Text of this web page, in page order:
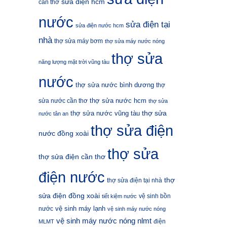
cần thơ sửa điện hcm
nước sửa điện nước hcm sửa điện tại
nhà thợ sửa máy bơm thợ sửa máy nước nóng
năng lượng mặt trời vũng tàu thợ sửa
nước thợ sửa nước bình dương thợ
sửa nước cần thơ thợ sửa nước hcm thợ sửa
nước tân an thợ sửa nước vũng tàu thợ sửa
nước đồng xoài thợ sửa điện
thợ sửa điện cần thơ thợ sửa
điện nước thợ sửa điện tại nhà thợ
sửa điện đồng xoài tiết kiệm nước vệ sinh bồn
nước vệ sinh máy lạnh vệ sinh máy nước nóng
MLMT vệ sinh máy nước nóng nlmt điện